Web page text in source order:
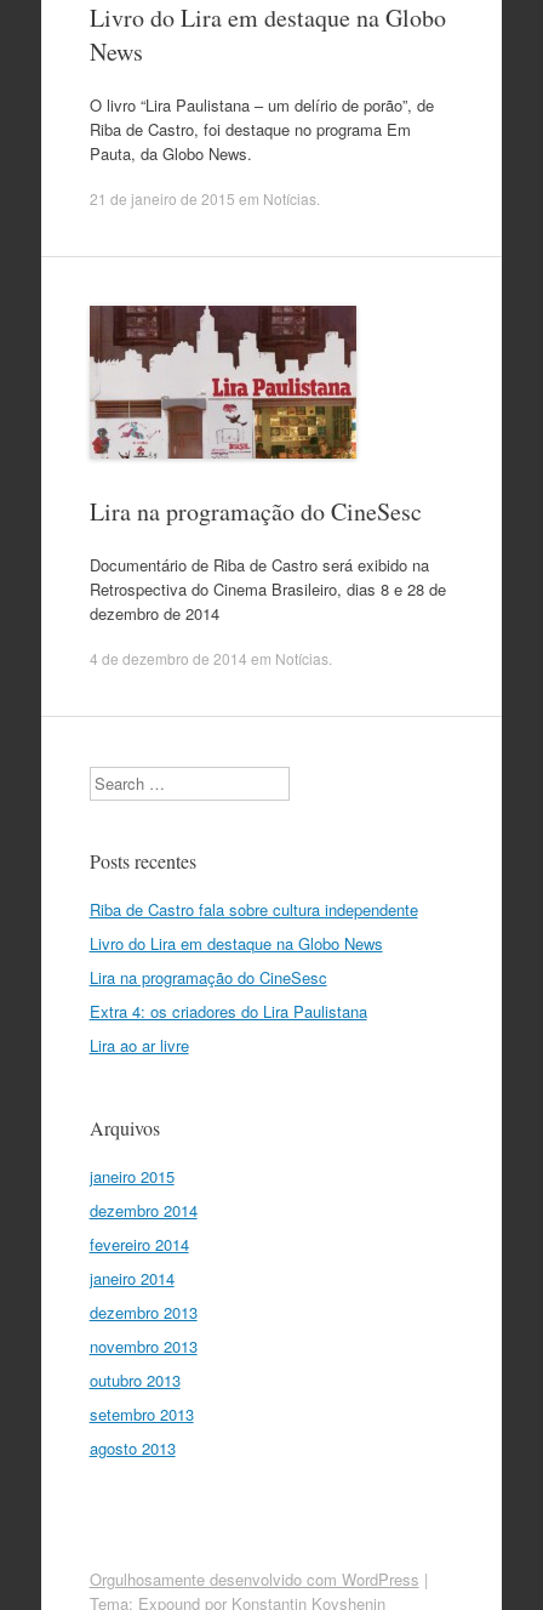
Livro do Lira em destaque na Globo
News
O livro “Lira Paulistana – um delírio de porão”, de
Riba de Castro, foi destaque no programa Em
Pauta, da Globo News.
21 de janeiro de 2015 em Notícias.
Lira na programação do CineSesc
Documentário de Riba de Castro será exibido na
Retrospectiva do Cinema Brasileiro, dias 8 e 28 de
dezembro de 2014
4 de dezembro de 2014 em Notícias.
Search
Posts recentes
Riba de Castro fala sobre cultura independente
Livro do Lira em destaque na Globo News
Lira na programação do CineSesc
Extra 4: os criadores do Lira Paulistana
Lira ao ar livre
Arquivos
janeiro 2015
dezembro 2014
fevereiro 2014
janeiro 2014
dezembro 2013
novembro 2013
outubro 2013
setembro 2013
agosto 2013
Orgulhosamente desenvolvido com WordPress |
Tema: Expound por Konstantin Kovshenin